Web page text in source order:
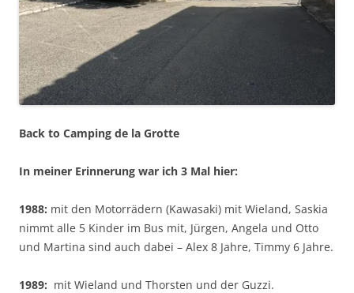
Back to Camping de la Grotte
In meiner Erinnerung war ich 3 Mal hier:
1988: mit den Motorrädern (Kawasaki) mit Wieland, Saskia
nimmt alle 5 Kinder im Bus mit, Jürgen, Angela und Otto
und Martina sind auch dabei – Alex 8 Jahre, Timmy 6 Jahre.
1989: mit Wieland und Thorsten und der Guzzi.